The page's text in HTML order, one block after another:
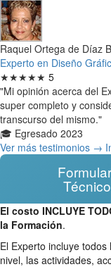
Raquel Ortega de Díaz
Experto en Diseño
★★★★★ 5
"Mi opinión acerca del
super completo y
transcurso del mismo."
🎓 Egresado 2023
Ver más testimonios →
El costo INCLUYE
la Formación.
El Experto incluye
nivel, las actividades,